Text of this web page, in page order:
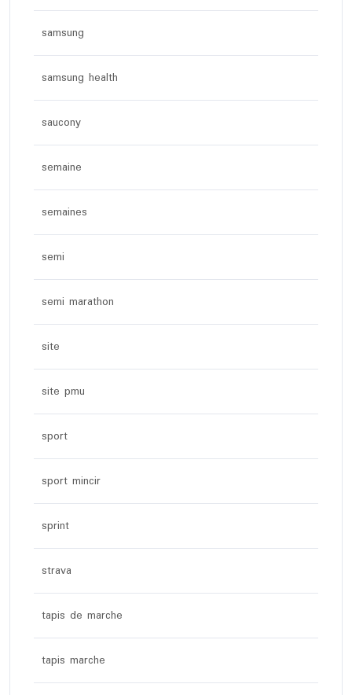
samsung
samsung health
saucony
semaine
semaines
semi
semi marathon
site
site pmu
sport
sport mincir
sprint
strava
tapis de marche
tapis marche